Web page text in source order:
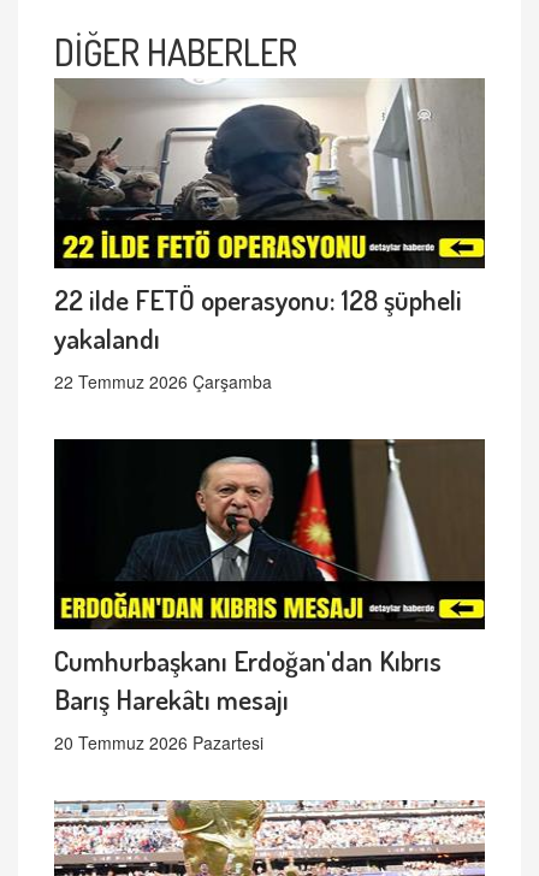
DİĞER HABERLER
22 ilde FETÖ operasyonu: 128 şüpheli
yakalandı
22 Temmuz 2026 Çarşamba
Cumhurbaşkanı Erdoğan'dan Kıbrıs
Barış Harekâtı mesajı
20 Temmuz 2026 Pazartesi